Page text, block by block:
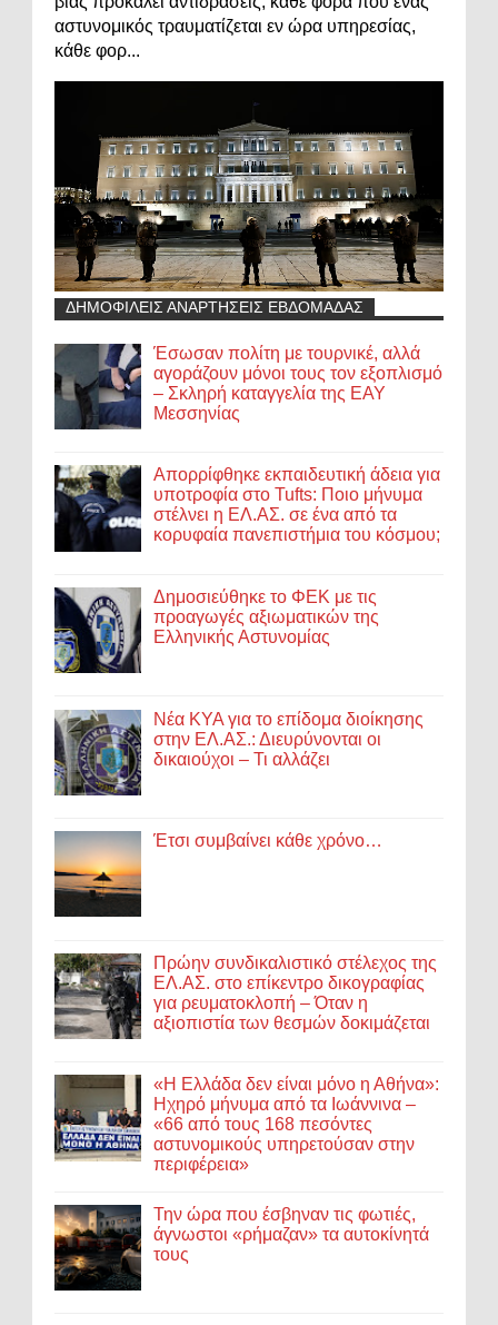
αστυνομικός τραυματίζεται εν ώρα υπηρεσίας,
κάθε φορ...
ΔΗΜΟΦΙΛΕΙΣ ΑΝΑΡΤΗΣΕΙΣ ΕΒΔΟΜΑΔΑΣ
Έσωσαν πολίτη με τουρνικέ, αλλά
αγοράζουν μόνοι τους τον εξοπλισμό
– Σκληρή καταγγελία της ΕΑΥ
Μεσσηνίας
Απορρίφθηκε εκπαιδευτική άδεια για
υποτροφία στο Tufts: Ποιο μήνυμα
στέλνει η ΕΛ.ΑΣ. σε ένα από τα
κορυφαία πανεπιστήμια του κόσμου;
Δημοσιεύθηκε το ΦΕΚ με τις
προαγωγές αξιωματικών της
Ελληνικής Αστυνομίας
Νέα ΚΥΑ για το επίδομα διοίκησης
στην ΕΛ.ΑΣ.: Διευρύνονται οι
δικαιούχοι – Τι αλλάζει
Έτσι συμβαίνει κάθε χρόνο…
Πρώην συνδικαλιστικό στέλεχος της
ΕΛ.ΑΣ. στο επίκεντρο δικογραφίας
για ρευματοκλοπή – Όταν η
αξιοπιστία των θεσμών δοκιμάζεται
«Η Ελλάδα δεν είναι μόνο η Αθήνα»:
Ηχηρό μήνυμα από τα Ιωάννινα –
«66 από τους 168 πεσόντες
αστυνομικούς υπηρετούσαν στην
περιφέρεια»
Την ώρα που έσβηναν τις φωτιές,
άγνωστοι «ρήμαζαν» τα αυτοκίνητά
τους